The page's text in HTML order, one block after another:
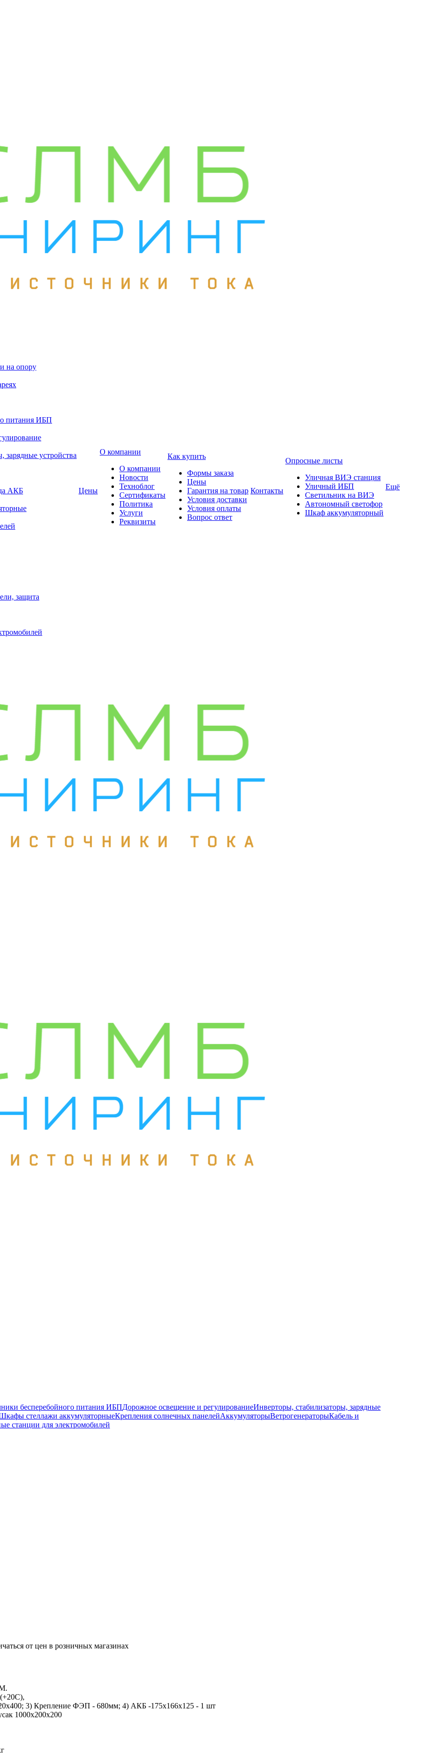
на опору
питания ИБП
зарядные устройства
АКБ
защита
Цены
О компании
О компании
Новости
Техноблог
Сертификаты
Политика
Услуги
Реквизиты
Как купить
Формы заказа
Цены
Гарантия на товар
Условия доставки
Условия оплаты
Вопрос ответ
Контакты
Опросные листы
Уличная ВИЭ станция
Уличный ИБП
Светильник на ВИЭ
Автономный светофор
Шкаф аккумуляторный
Ещё
бесперебойного питания ИБПДорожное освещение и регулированиеИнверторы, стабилизаторы, зарядные
стеллажи аккумуляторныеКрепления солнечных панелейАккумуляторыВетрогенераторыКабель и
станции для электромобилей
от цен в розничных магазинах
3) Крепление ФЭП - 680мм; 4) АКБ -175х166х125 - 1 шт
1000х200х200